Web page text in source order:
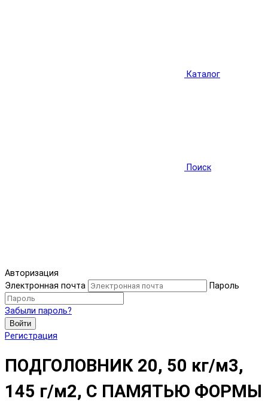
Каталог
Поиск
Авторизация
Электронная почта
Пароль
Забыли пароль?
Войти
Регистрация
ПОДГОЛОВНИК 20, 50 кг/м3,
145 г/м2, С ПАМЯТЬЮ ФОРМЫ